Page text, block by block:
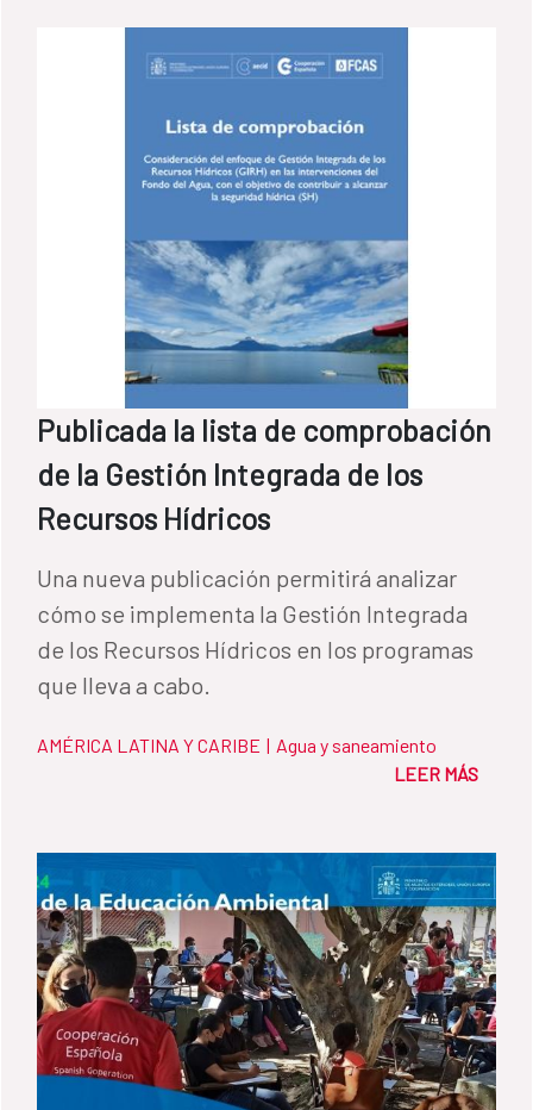
Publicada la lista de comprobación
de la Gestión Integrada de los
Recursos Hídricos
Una nueva publicación permitirá analizar
cómo se implementa la Gestión Integrada
de los Recursos Hídricos en los programas
AMÉRICA LATINA Y CARIBE | Agua y saneamiento
LEER MÁS